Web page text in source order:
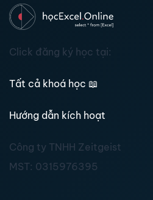
Click đăng ký học tại:
Tất cả khoá học 📖
Hướng dẫn kích hoạt
Công ty TNHH Zeitgeist
MST: 0315976395